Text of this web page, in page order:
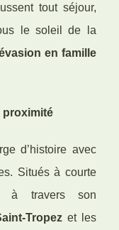
tout séjour,
le soleil de la
en famille
proximité
d’histoire avec
Situés à courte
à travers son
Tropez et les